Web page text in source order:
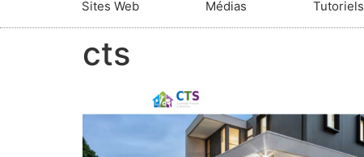
Sites Web Médias Tutoriels
cts